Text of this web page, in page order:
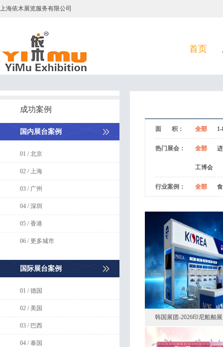
上海依木展览服务有限公司
首页
成功案例
国内展台案例
01 / 北京
02 / 上海
03 / 广州
04 / 深圳
05 / 香港
06 / 更多城市
国际展台案例
01 / 德国
02 / 美国
03 / 巴西
04 / 泰国
面 积： 全部 1-
热门展会： 全部
工博会
行业案例： 全部
韩国展团-2026印尼船舶